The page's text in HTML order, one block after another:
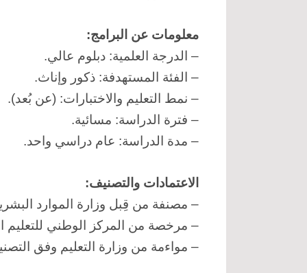
معلومات عن البرامج:
– الدرجة العلمية: دبلوم عالي.
– الفئة المستهدفة: ذكور وإناث.
– نمط التعليم والاختبارات: (عن بُعد).
– فترة الدراسة: مسائية.
– مدة الدراسة: عام دراسي واحد.
الاعتمادات والتصنيف:
– مصنفة من قِبل وزارة الموارد
– مرخصة من المركز الوطني للتعليم
– مواءمة من وزارة التعليم وفق